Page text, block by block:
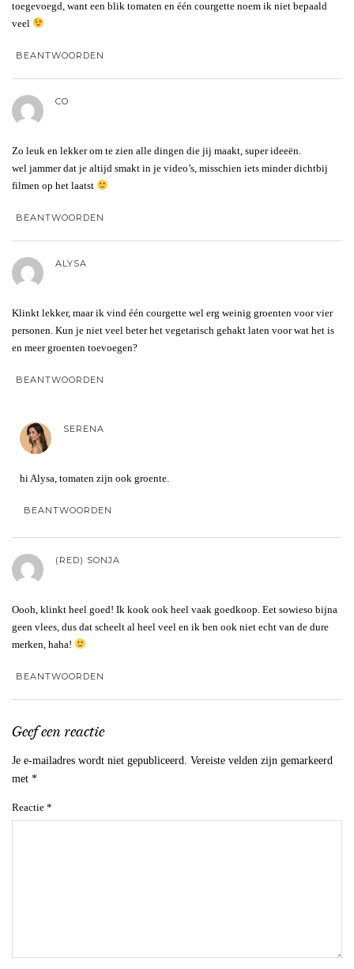
toegevoegd, want een blik tomaten en één courgette noem ik niet bepaald
veel
BEANTWOORDEN
CO
Zo leuk en lekker om te zien alle dingen die jij maakt, super ideeën.
wel jammer dat je altijd smakt in je video’s, misschien iets minder dichtbij
filmen op het laatst
BEANTWOORDEN
ALYSA
Klinkt lekker, maar ik vind één courgette wel erg weinig groenten voor vier
personen. Kun je niet veel beter het vegetarisch gehakt laten voor wat het is
en meer groenten toevoegen?
BEANTWOORDEN
SERENA
hi Alysa, tomaten zijn ook groente.
BEANTWOORDEN
(RED) SONJA
Oooh, klinkt heel goed! Ik kook ook heel vaak goedkoop. Eet sowieso bijna
geen vlees, dus dat scheelt al heel veel en ik ben ook niet echt van de dure
merken, haha!
BEANTWOORDEN
Geef een reactie
Je e-mailadres wordt niet gepubliceerd. Vereiste velden zijn gemarkeerd
met *
Reactie *